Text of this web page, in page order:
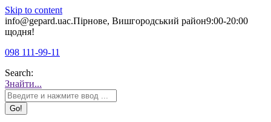
Skip to content
info@gepard.uaс.Пірнове, Вишгородський район9:00-20:00
щодня!
098 111-99-11
Search:
Знайти...